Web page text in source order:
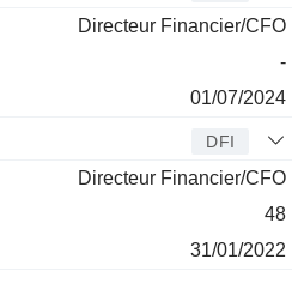
Directeur Financier/CFO
-
01/07/2024
DFI
Directeur Financier/CFO
48
31/01/2022